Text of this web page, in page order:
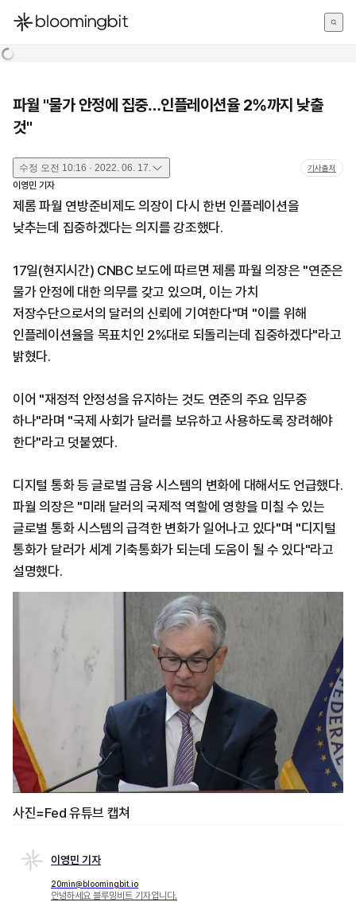
한국어
파월 "물가 안정에 집중…인플레이션율 2%까지 낮출
것"
수정 오전 10:16 · 2022. 06. 17. 기사출처
이영민 기자
제롬 파월 연방준비제도 의장이 다시 한번 인플레이션을
낮추는데 집중하겠다는 의지를 강조했다.
17일(현지시간) CNBC 보도에 따르면 제롬 파월 의장은 "연준은
물가 안정에 대한 의무를 갖고 있으며, 이는 가치
저장수단으로서의 달러의 신뢰에 기여한다"며 "이를 위해
인플레이션율을 목표치인 2%대로 되돌리는데 집중하겠다"라고
밝혔다.
이어 "재정적 안정성을 유지하는 것도 연준의 주요 임무중
하나"라며 "국제 사회가 달러를 보유하고 사용하도록 장려해야
한다"라고 덧붙였다.
디지털 통화 등 글로벌 금융 시스템의 변화에 대해서도 언급했다.
파월 의장은 "미래 달러의 국제적 역할에 영향을 미칠 수 있는
글로벌 통화 시스템의 급격한 변화가 일어나고 있다"며 "디지털
통화가 달러가 세계 기축통화가 되는데 도움이 될 수 있다"라고
설명했다.
사진=Fed 유튜브 캡쳐
이영민 기자
20min@bloomingbit.io
안녕하세요 블루밍비트 기자입니다.